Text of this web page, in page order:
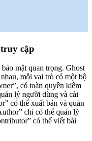
cập
mật quan trọng. Ghost
mỗi vai trò có một bộ
có toàn quyền kiểm
lý người dùng và cài
có thể xuất bản và quản
chỉ có thể quản lý
có thể viết bài